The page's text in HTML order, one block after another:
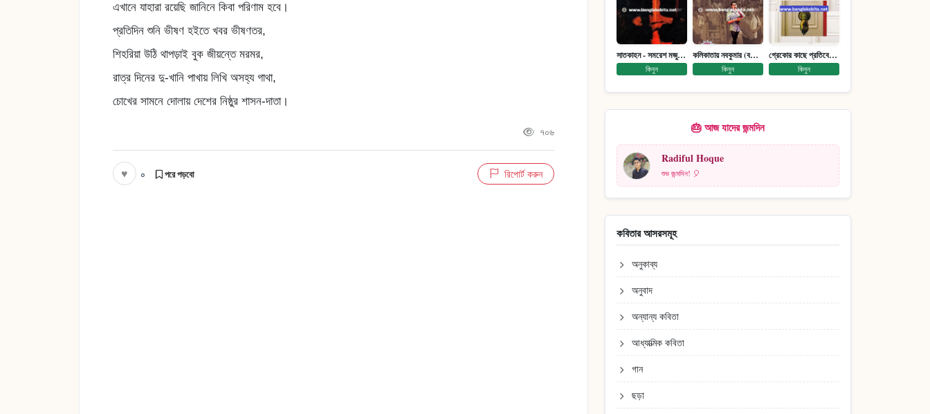
এখানে যাহারা রয়েছি জানিনে কিবা পরিণাম হবে।
প্রতিদিন শুনি ভীষণ হইতে খবর ভীষণতর,
শিহরিয়া উঠি থাপড়াই বুক জীয়ন্তে মরমর,
রাত্র দিনের দু-খানি পাখায় লিখি অসহ্য গাথা,
চোখের সামনে দোলায় দেশের নিষ্ঠুর শাসন-দাতা।
৭০৬
♥ ০ পরে পড়বো রিপোর্ট করুন
সাতকাহন - সমরেশ মজুমদার
কিনুন
কলিকাতায় নবকুমার (বঙ্কিম পুরষ্কারে সম্মানিত)(মানবিক মেগা উপন্যাস)
কিনুন
গ্রেকোর কাছে প্রতিবেদন : আত্মজীবনী
কিনুন
🎂 আজ যাদের জন্মদিন
Radiful Hoque
শুভ জন্মদিন! 🎈
কবিতার আসরসমূহ
অনুকাব্য
অনুবাদ
অন্যান্য কবিতা
আধ্যাত্মিক কবিতা
গান
ছড়া